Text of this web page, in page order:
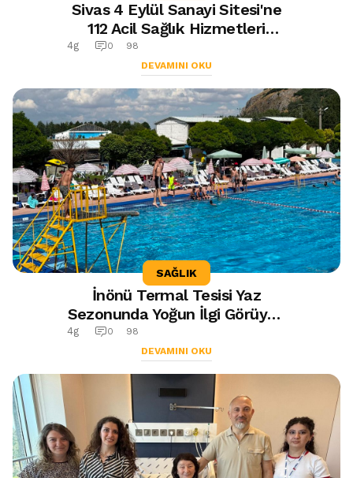
Sivas 4 Eylül Sanayi Sitesi'ne
112 Acil Sağlık Hizmetleri
İstasyonu ve Aile Sağlığı
Merkezi Yapılıyor
4g 0
98
DEVAMINI OKU
SAĞLIK
İnönü Termal Tesisi Yaz
Sezonunda Yoğun İlgi Görüyor:
26 Derecelik Doğal Şifalı Su
Ziyaretçileri Ağırlıyor
4g 0
98
DEVAMINI OKU